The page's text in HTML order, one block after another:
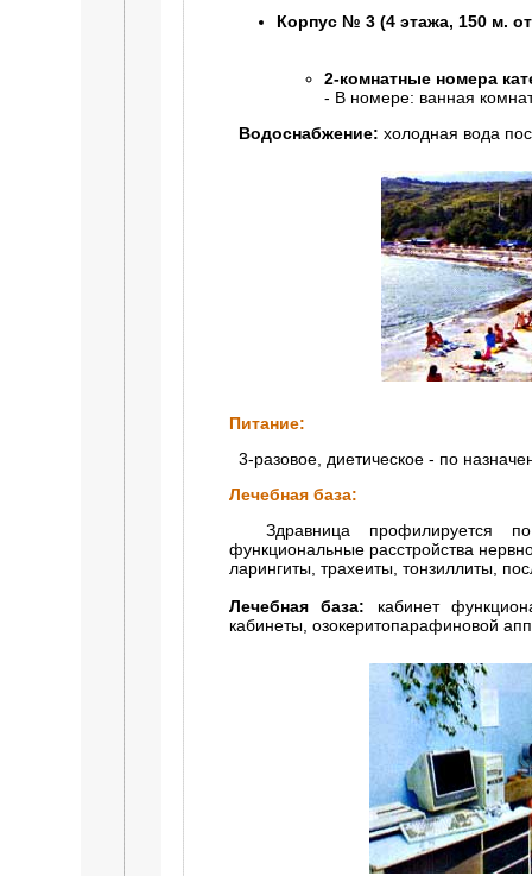
Корпус № 3 (4 этажа, 150 м.
2-комнатные номера
- В номере: ванная
Водоснабжение: холодная вода
Питание:
3-разовое, диетическое - по
Лечебная база:
Здравница профилируется по
функциональные расстройства
ларингиты, трахеиты, тонзиллиты,
Лечебная база: кабинет
кабинеты, озокеритопарафиновой